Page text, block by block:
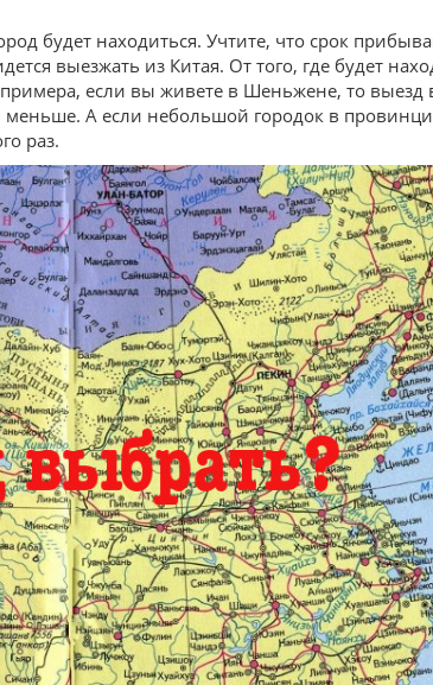
будет находиться. Учтите, что срок
выезжать из Китая. От того, где будет
если вы живете в Шеньжене, то выезд
меньше. А если небольшой городок в
раз.